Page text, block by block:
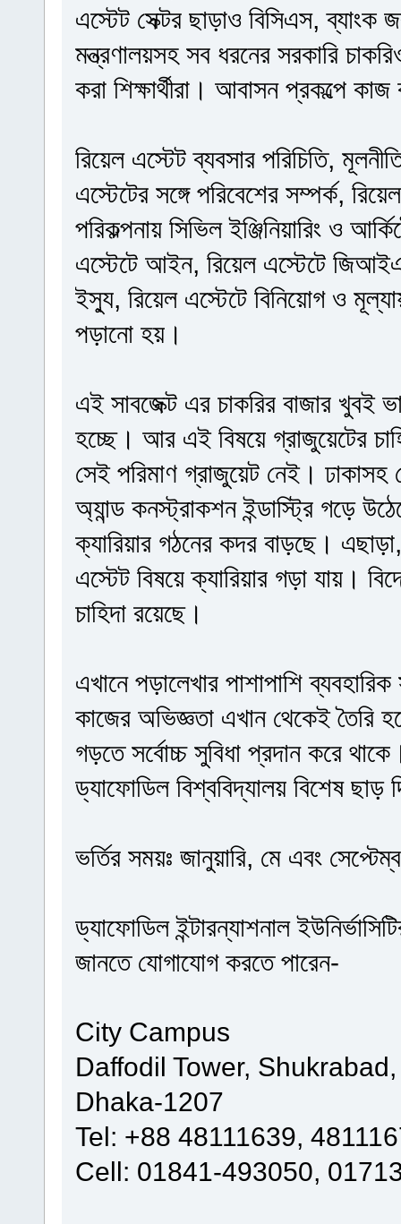
এস্টেট সেক্টর ছাড়াও বিসিএস, ব্যাংক
মন্ত্রণালয়সহ সব ধরনের সরকারি
করা শিক্ষার্থীরা। আবাসন প্রকল্পে
রিয়েল এস্টেট ব্যবসার পরিচিতি,
এস্টেটের সঙ্গে পরিবেশের সম্পর্ক,
পরিকল্পনায় সিভিল ইঞ্জিনিয়ারিং ও
এস্টেটে আইন, রিয়েল এস্টেটে
ইস্যু, রিয়েল এস্টেটে বিনিয়োগ ও
পড়ানো হয়।
এই সাবজেক্ট এর চাকরির বাজার খুবই
হচ্ছে। আর এই বিষয়ে গ্রাজুয়েটের
সেই পরিমাণ গ্রাজুয়েট নেই।
অ্যান্ড কনস্ট্রাকশন ইন্ডাস্ট্রি গড়ে
ক্যারিয়ার গঠনের কদর বাড়ছে।
এস্টেট বিষয়ে ক্যারিয়ার গড়া যায়।
চাহিদা রয়েছে।
এখানে পড়ালেখার পাশাপাশি
কাজের অভিজ্ঞতা এখান থেকেই তৈরি
গড়তে সর্বোচ্চ সুবিধা প্রদান করে
ড্যাফোডিল বিশ্ববিদ্যালয় বিশেষ ছাড়
ভর্তির সময়ঃ জানুয়ারি, মে এবং
ড্যাফোডিল ইন্টারন্যাশনাল
জানতে যোগাযোগ করতে পারেন-
City Campus
Daffodil Tower,
Dhaka-1207
Tel: +88 48111639,
Cell: 01841-493050,